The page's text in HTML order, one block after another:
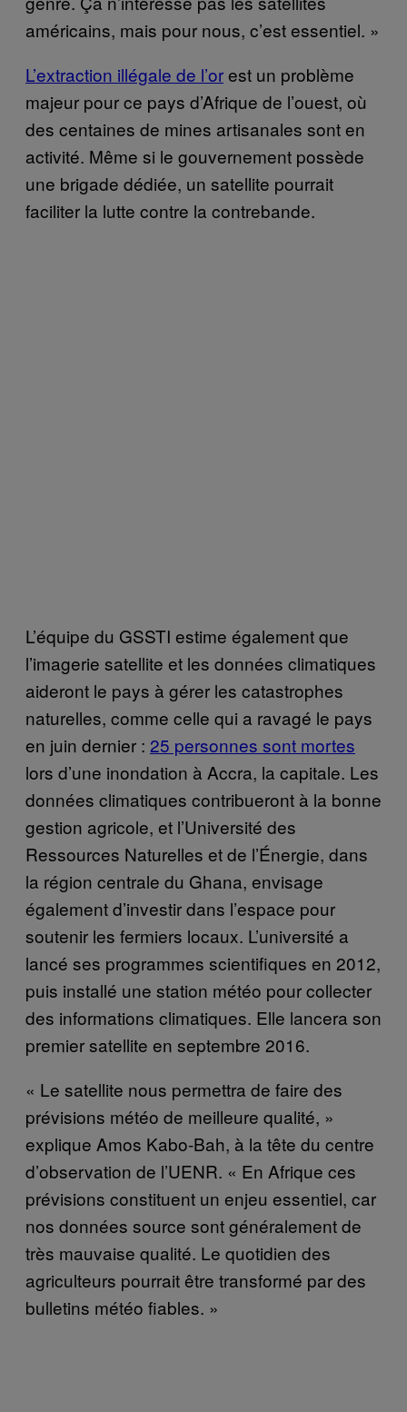
américains, mais pour nous, c’est essentiel. »
L’extraction illégale de l’orest un problème
majeur pour ce pays d’Afrique de l’ouest, où
des centaines de mines artisanales sont en
activité. Même si le gouvernement possède
une brigade dédiée, un satellite pourrait
faciliter la lutte contre la contrebande.
L’équipe du GSSTI estime également que
l’imagerie satellite et les données climatiques
aideront le pays à gérer les catastrophes
naturelles, comme celle qui a ravagé le pays
en juin dernier : 25 personnes sont mortes
lors d’une inondation à Accra, la capitale. Les
données climatiques contribueront à la bonne
gestion agricole, et l’Université des
Ressources Naturelles et de l’Énergie, dans
la région centrale du Ghana, envisage
également d’investir dans l’espace pour
soutenir les fermiers locaux. L’université a
lancé ses programmes scientifiques en 2012,
puis installé une station météo pour collecter
des informations climatiques. Elle lancera son
premier satellite en septembre 2016.
« Le satellite nous permettra de faire des
prévisions météo de meilleure qualité, »
explique Amos Kabo-Bah, à la tête du centre
d’observation de l’UENR. « En Afrique ces
prévisions constituent un enjeu essentiel, car
nos données source sont généralement de
très mauvaise qualité. Le quotidien des
agriculteurs pourrait être transformé par des
bulletins météo fiables. »